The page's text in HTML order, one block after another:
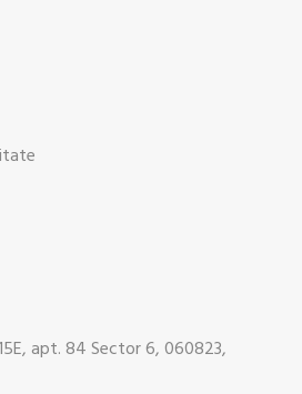
apt. 84 Sector 6, 060823,